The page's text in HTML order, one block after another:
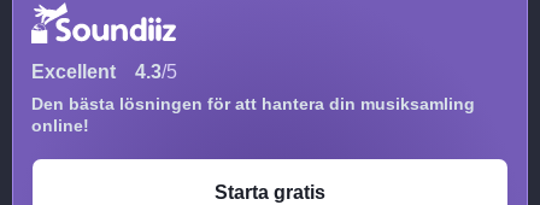
Excellent 4.3/5
Den bästa lösningen för att hantera din musiksamling
online!
Starta gratis